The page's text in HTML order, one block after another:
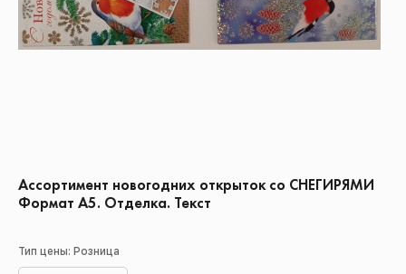
Ассортимент новогодних открыток со СНЕГИРЯМИ
Формат А5. Отделка. Текст
Тип цены: Розница